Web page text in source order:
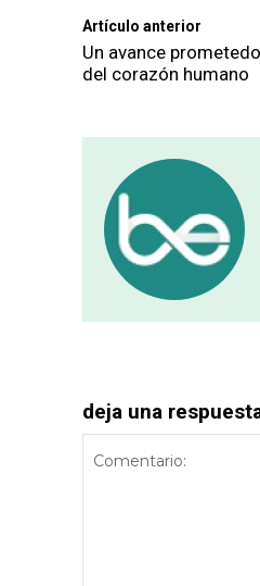
Artículo anterior
Un avance
del corazón humano
deja una